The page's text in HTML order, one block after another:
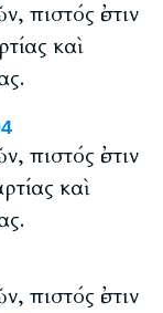
πιστός ἐστιν
καὶ
πιστός ἐστιν
καὶ
πιστός ἐστιν